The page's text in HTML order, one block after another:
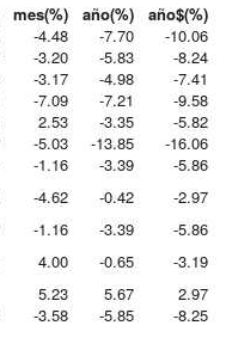
mes(%) año(%) año$(%)
-4.48 -7.70
-10.06
-3.20 -5.83
-8.24
-3.17 -4.98
-7.41
-7.09 -7.21
-9.58
2.53 -3.35
-5.82
-5.03 -13.85
-16.06
-1.16 -3.39
-5.86
-4.62 -0.42
-2.97
-1.16 -3.39
-5.86
4.00 -0.65
-3.19
5.23 5.67
2.97
-3.58 -5.85
-8.25